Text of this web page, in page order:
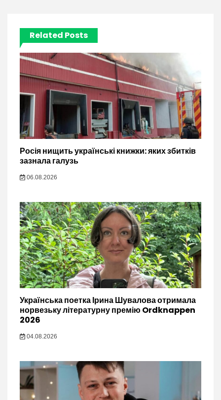
Related Posts
Росія нищить українські книжки: яких збитків
зазнала галузь
06.08.2026
Українська поетка Ірина Шувалова отримала
норвезьку літературну премію Ordknappen
2026
04.08.2026